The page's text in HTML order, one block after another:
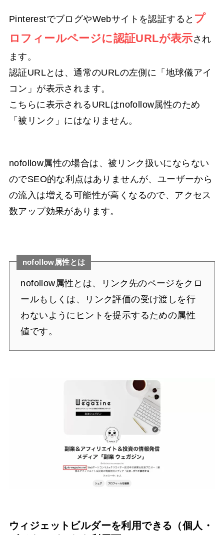
PinterestでブログやWebサイトを認証すると プ
ロフィールページに認証URLが表示され
ます。
認証URLとは、通常のURLの左側に「地球儀アイ
コン」が表示されます。
こちらに表示されるURLはnofollow属性のため
「被リンク」にはなりません。
nofollow属性の場合は、被リンク扱いにならない
のでSEO的な利点はありませんが、ユーザーから
の流入は増える可能性が高くなるので、アクセス
数アップ効果があります。
nofollow属性とは
nofollow属性とは、リンク先のページをクロ
ールもしくは、リンク評価の受け渡しを行
わないようにヒントを提示するための属性
値です。
ウィジェットビルダーを利用できる（個人・